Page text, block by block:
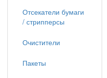
Отсекатели бумаги
/ стрипперсы
Очистители
Пакеты